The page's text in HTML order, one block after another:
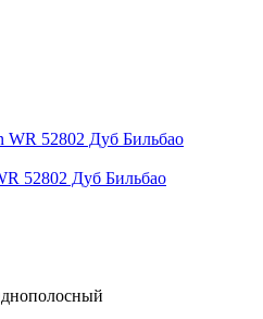
52802 Дуб Бильбао